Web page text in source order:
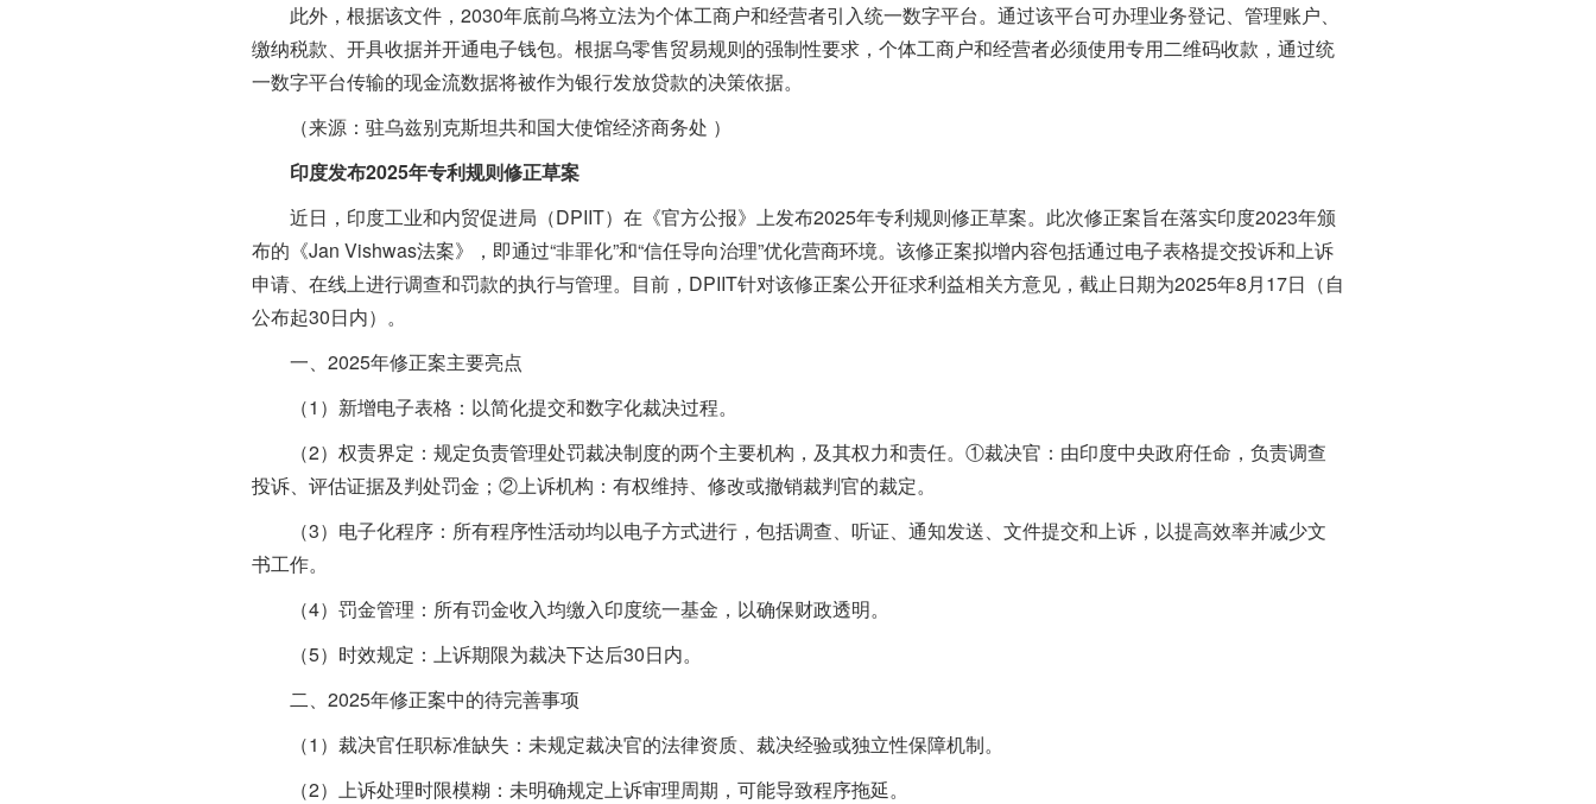
此外，根据该文件，2030年底前乌将立法为个体工商户和经营者引入统一数字平台。通过该平台可办理业务登记、管理账户、
缴纳税款、开具收据并开通电子钱包。根据乌零售贸易规则的强制性要求，个体工商户和经营者必须使用专用二维码收款，通过统
一数字平台传输的现金流数据将被作为银行发放贷款的决策依据。
（来源：驻乌兹别克斯坦共和国大使馆经济商务处 ）
印度发布2025年专利规则修正草案
近日，印度工业和内贸促进局（DPIIT）在《官方公报》上发布2025年专利规则修正草案。此次修正案旨在落实印度2023年颁
布的《Jan Vishwas法案》，即通过“非罪化”和“信任导向治理”优化营商环境。该修正案拟增内容包括通过电子表格提交投诉和上诉
申请、在线上进行调查和罚款的执行与管理。目前，DPIIT针对该修正案公开征求利益相关方意见，截止日期为2025年8月17日（自
公布起30日内）。
一、2025年修正案主要亮点
（1）新增电子表格：以简化提交和数字化裁决过程。
（2）权责界定：规定负责管理处罚裁决制度的两个主要机构，及其权力和责任。①裁决官：由印度中央政府任命，负责调查
投诉、评估证据及判处罚金；②上诉机构：有权维持、修改或撤销裁判官的裁定。
（3）电子化程序：所有程序性活动均以电子方式进行，包括调查、听证、通知发送、文件提交和上诉，以提高效率并减少文
书工作。
（4）罚金管理：所有罚金收入均缴入印度统一基金，以确保财政透明。
（5）时效规定：上诉期限为裁决下达后30日内。
二、2025年修正案中的待完善事项
（1）裁决官任职标准缺失：未规定裁决官的法律资质、裁决经验或独立性保障机制。
（2）上诉处理时限模糊：未明确规定上诉审理周期，可能导致程序拖延。